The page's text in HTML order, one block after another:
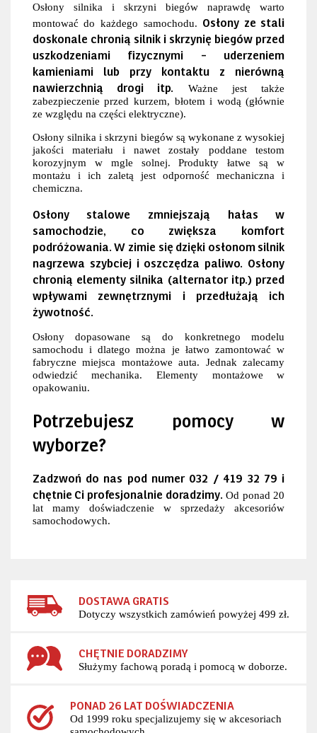
Osłony silnika i skrzyni biegów naprawdę warto
montować do każdego samochodu. Osłony ze stali
doskonale chronią silnik i skrzynię biegów przed
uszkodzeniami fizycznymi – uderzeniem
kamieniami lub przy kontaktu z nierówną
nawierzchnią drogi itp. Ważne jest także
zabezpieczenie przed kurzem, błotem i wodą (głównie
ze względu na części elektryczne).
Osłony silnika i skrzyni biegów są wykonane z wysokiej
jakości materiału i nawet zostały poddane testom
korozyjnym w mgle solnej. Produkty łatwe są w
montażu i ich zaletą jest odporność mechaniczna i
chemiczna.
Osłony stalowe zmniejszają hałas w
samochodzie, co zwiększa komfort
podróżowania. W zimie się dzięki osłonom silnik
nagrzewa szybciej i oszczędza paliwo. Osłony
chronią elementy silnika (alternator itp.) przed
wpływami zewnętrznymi i przedłużają ich
żywotność.
Osłony dopasowane są do konkretnego modelu
samochodu i dlatego można je łatwo zamontować w
fabryczne miejsca montażowe auta. Jednak zalecamy
odwiedzić mechanika. Elementy montażowe w
opakowaniu.
Potrzebujesz pomocy w
wyborze?
Zadzwoń do nas pod numer 032 / 419 32 79 i
chętnie Ci profesjonalnie doradzimy. Od ponad 20
lat mamy doświadczenie w sprzedaży akcesoriów
samochodowych.
DOSTAWA GRATIS
Dotyczy wszystkich zamówień powyżej 499 zł.
CHĘTNIE DORADZIMY
Służymy fachową poradą i pomocą w doborze.
PONAD 26 LAT DOŚWIADCZENIA
Od 1999 roku specjalizujemy się w akcesoriach